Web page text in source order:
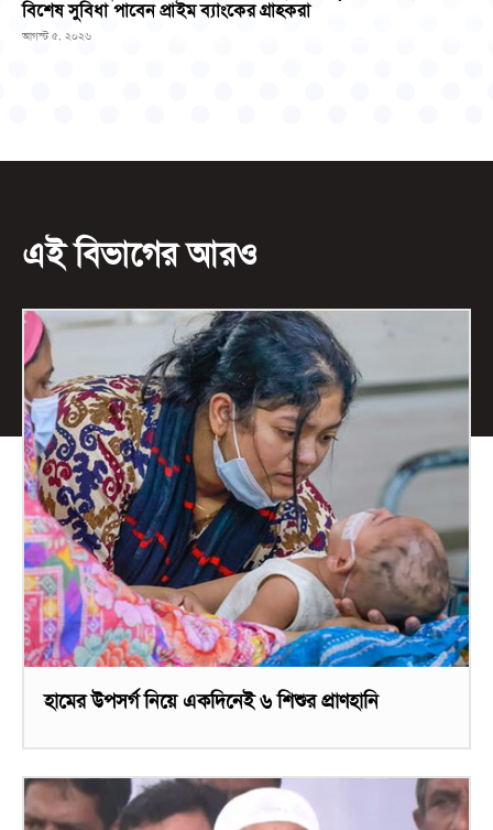
বিশেষ সুবিধা পাবেন প্রাইম ব্যাংকের গ্রাহকরা
আগস্ট ৫, ২০২৬
এই বিভাগের আরও
হামের উপসর্গ নিয়ে একদিনেই ৬ শিশুর প্রাণহানি